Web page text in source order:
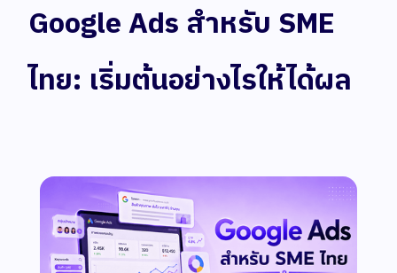
Google Ads สำหรับ SME
ไทย: เริ่มต้นอย่างไรให้ได้ผล